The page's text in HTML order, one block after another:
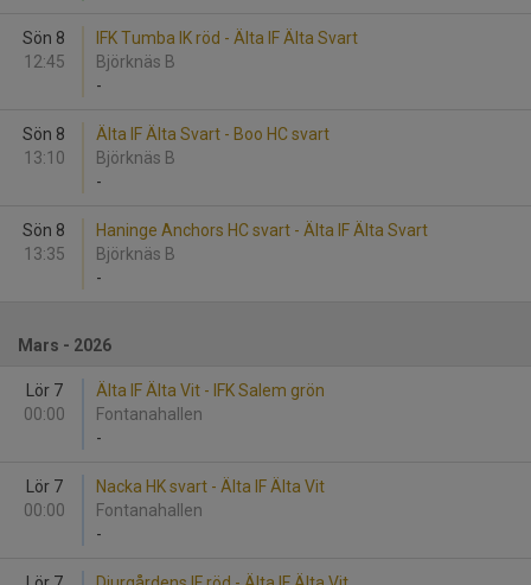
Sön 8
12:45
IFK Tumba IK röd - Älta IF Älta Svart
Björknäs B
-
Sön 8
13:10
Älta IF Älta Svart - Boo HC svart
Björknäs B
-
Sön 8
13:35
Haninge Anchors HC svart - Älta IF Älta Svart
Björknäs B
-
Mars - 2026
Lör 7
00:00
Älta IF Älta Vit - IFK Salem grön
Fontanahallen
-
Lör 7
00:00
Nacka HK svart - Älta IF Älta Vit
Fontanahallen
-